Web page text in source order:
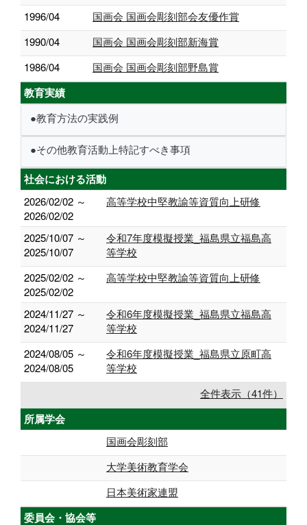
1996/04
国画会 国画会彫刻部会友優作賞
1990/04
国画会 国画会彫刻部新海賞
1986/04
国画会 国画会彫刻部野島賞
教育実績
●教育方法の実践例
●その他教育活動上特記すべき事項
社会における活動
2026/02/02 ～
2026/02/02
高等学校中堅教諭等資質向上研修
2025/10/07 ～
2025/10/07
令和7年度模擬授業_福島県立福島高
等学校
2025/02/02 ～
2025/02/02
高等学校中堅教諭等資質向上研修
2024/11/27 ～
2024/11/27
令和6年度模擬授業_福島県立福島高
等学校
2024/08/05 ～
2024/08/05
令和6年度模擬授業_福島県立原町高
等学校
全件表示（41件）
所属学会
国画会彫刻部
大学美術教育学会
日本美術家連盟
委員会・協会等